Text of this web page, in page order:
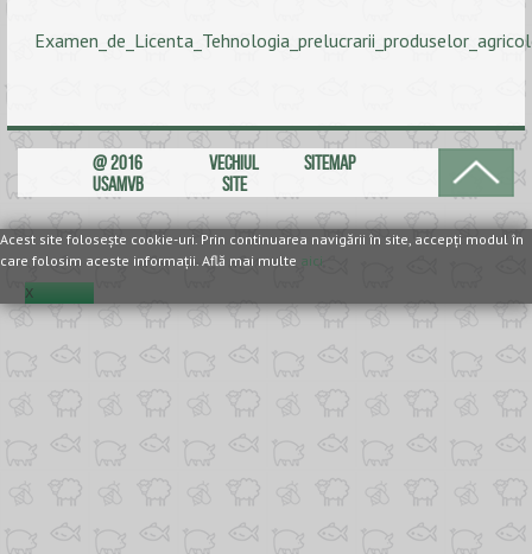
EVALUARE
CONTACT
@ 2016
USAMVB
VECHIUL
SITE
SITEMAP
Acest site foloseşte cookie-uri. Prin continuarea navigării în site, accepţi modul în
care folosim aceste informaţii. Află mai multe aici
X